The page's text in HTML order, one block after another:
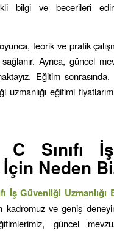
bilgi ve becerileri
teorik ve pratik
Ayrıca, güncel
Eğitim sonrasında,
uzmanlığı eğitimi
C Sınıfı
Neden
İş Güvenliği Uzmanlığı
kadromuz ve geniş
güncel